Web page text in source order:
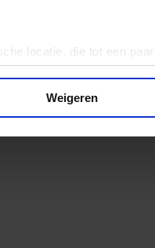
locatie, die tot een
scannen op specifieke
verwerkt en stel uw
te personaliseren, om
over uw gebruik
deze gegevens
uw gebruik van hun
Weigeren